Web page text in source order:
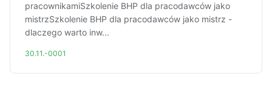
pracownikamiSzkolenie BHP dla pracodawców jako
mistrzSzkolenie BHP dla pracodawców jako mistrz -
dlaczego warto inw...
30.11.-0001